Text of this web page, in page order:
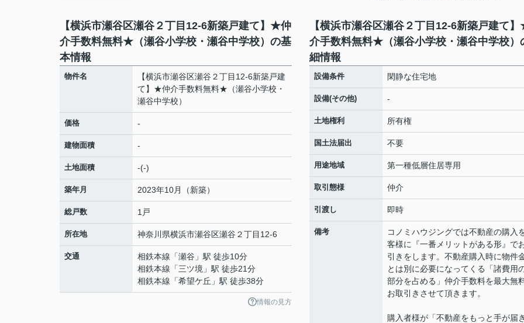
【横浜市瀬谷区瀬谷２丁目12-6新築戸建て】★仲
介手数料無料★（瀬谷小学校・瀬谷中学校）の基
本情報
物件名
【横浜市瀬谷区瀬谷２丁目12-6新築戸建
て】★仲介手数料無料★（瀬谷小学校・
瀬谷中学校）
価格 -
建物面積 -
土地面積 -(-)
築年月 2023年10月（新築）
総戸数 1戸
所在地 神奈川県横浜市瀬谷区瀬谷 ２丁目12-6
交通 相鉄本線 「瀬谷 」駅 徒歩10分
相鉄本線 「三ツ境 」駅 徒歩21分
相鉄本線 「希望ケ丘 」駅 徒歩38分
情報の見方
【横浜市瀬谷区瀬谷２丁目12-6新築戸建て
介手数料無料★（瀬谷小学校・瀬谷中学校）
細情報
設備条件 閑静な住宅地
設備(その他) -
土地権利 所有権
国土法届出 不要
用途地域 第一種低層住居専用
取引態様 仲介
引渡し 即時
備考
コノミハウジングでは不動産の購入
客様に『一番メリットがある形』で
引きをします。不動産購入時に物件
とは別に必要になってくる「諸費用
部分を占める」仲介手数料を最大無
お取引きさせて頂きます。
購入者様が「不動産をもっと手が届